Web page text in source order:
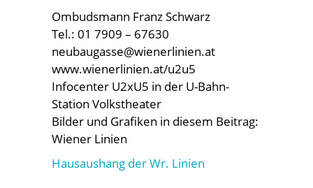
Ombudsmann Franz Schwarz
Tel.: 01 7909 – 67630
neubaugasse@wienerlinien.at
www.wienerlinien.at/u2u5
Infocenter U2xU5 in der U-Bahn-
Station Volkstheater
Bilder und Grafiken in diesem Beitrag:
Wiener Linien
Hausaushang der Wr. Linien